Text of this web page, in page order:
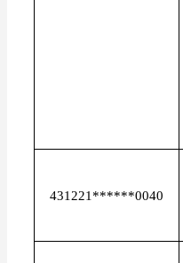
431221******0040